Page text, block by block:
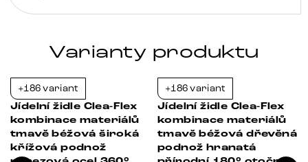
Varianty produktu
+186 variant
Jídelní židle Clea-Flex
kombinace materiálů
tmavě béžová široká
křížová podnož
+186 variant
Jídelní židle Clea-Flex
kombinace materiálů
tmavě béžová dřevěná
podnož hranatá